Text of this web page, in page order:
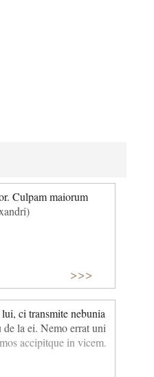
Culpam maiorum
>>>
ci transmite nebunia
la ei. Nemo errat uni
accipitque in vicem.